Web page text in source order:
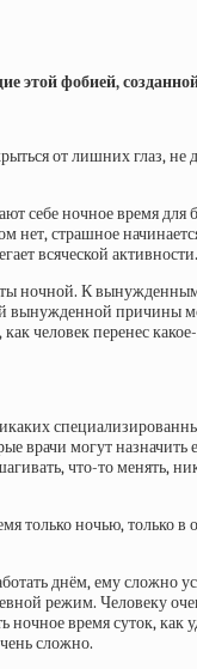
этой фобией,
от лишних глаз,
себе ночное время
страшное
всяческой активности.
ночной. К
вынужденной причины
человек перенес
врачи могут
что-то менять,
только ночью,
днём, ему сложно
режим. Человеку
время суток, как
сложно.